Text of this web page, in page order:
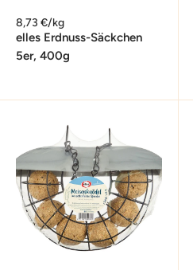
8,73 €/kg
elles Erdnuss-Säckchen
5er, 400g